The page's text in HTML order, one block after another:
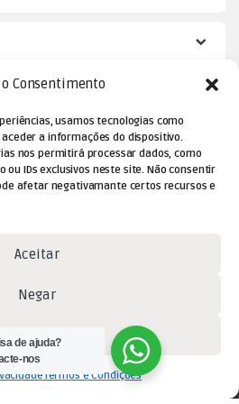
Consentimento
usamos tecnologias como
a informações do dispositivo.
nos permitirá processar dados, como
IDs exclusivos neste site. Não consentir
afetar negativamante certos recursos e
Aceitar
Negar
preferências
Termos e Condições
Contacte-nos!
para a rede fixa
nacional)
de ajuda?
nos